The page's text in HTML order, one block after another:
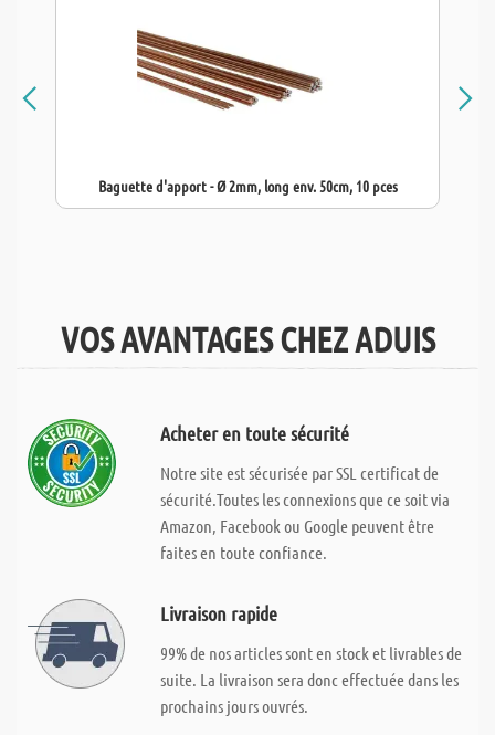
Baguette d'apport - Ø 2mm, long env. 50cm, 10 pces
VOS AVANTAGES CHEZ ADUIS
Acheter en toute sécurité
Notre site est sécurisée par SSL certificat de
sécurité.Toutes les connexions que ce soit via
Amazon, Facebook ou Google peuvent être
faites en toute confiance.
Livraison rapide
99% de nos articles sont en stock et livrables de
suite. La livraison sera donc effectuée dans les
prochains jours ouvrés.